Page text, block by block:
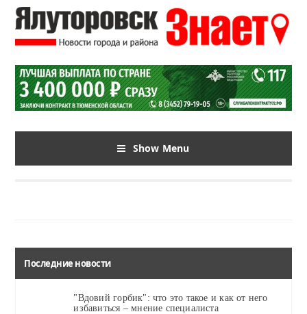
Show Menu
Последние новости
"Вдовий горбик": что это такое и как от него
избавиться – мнение специалиста